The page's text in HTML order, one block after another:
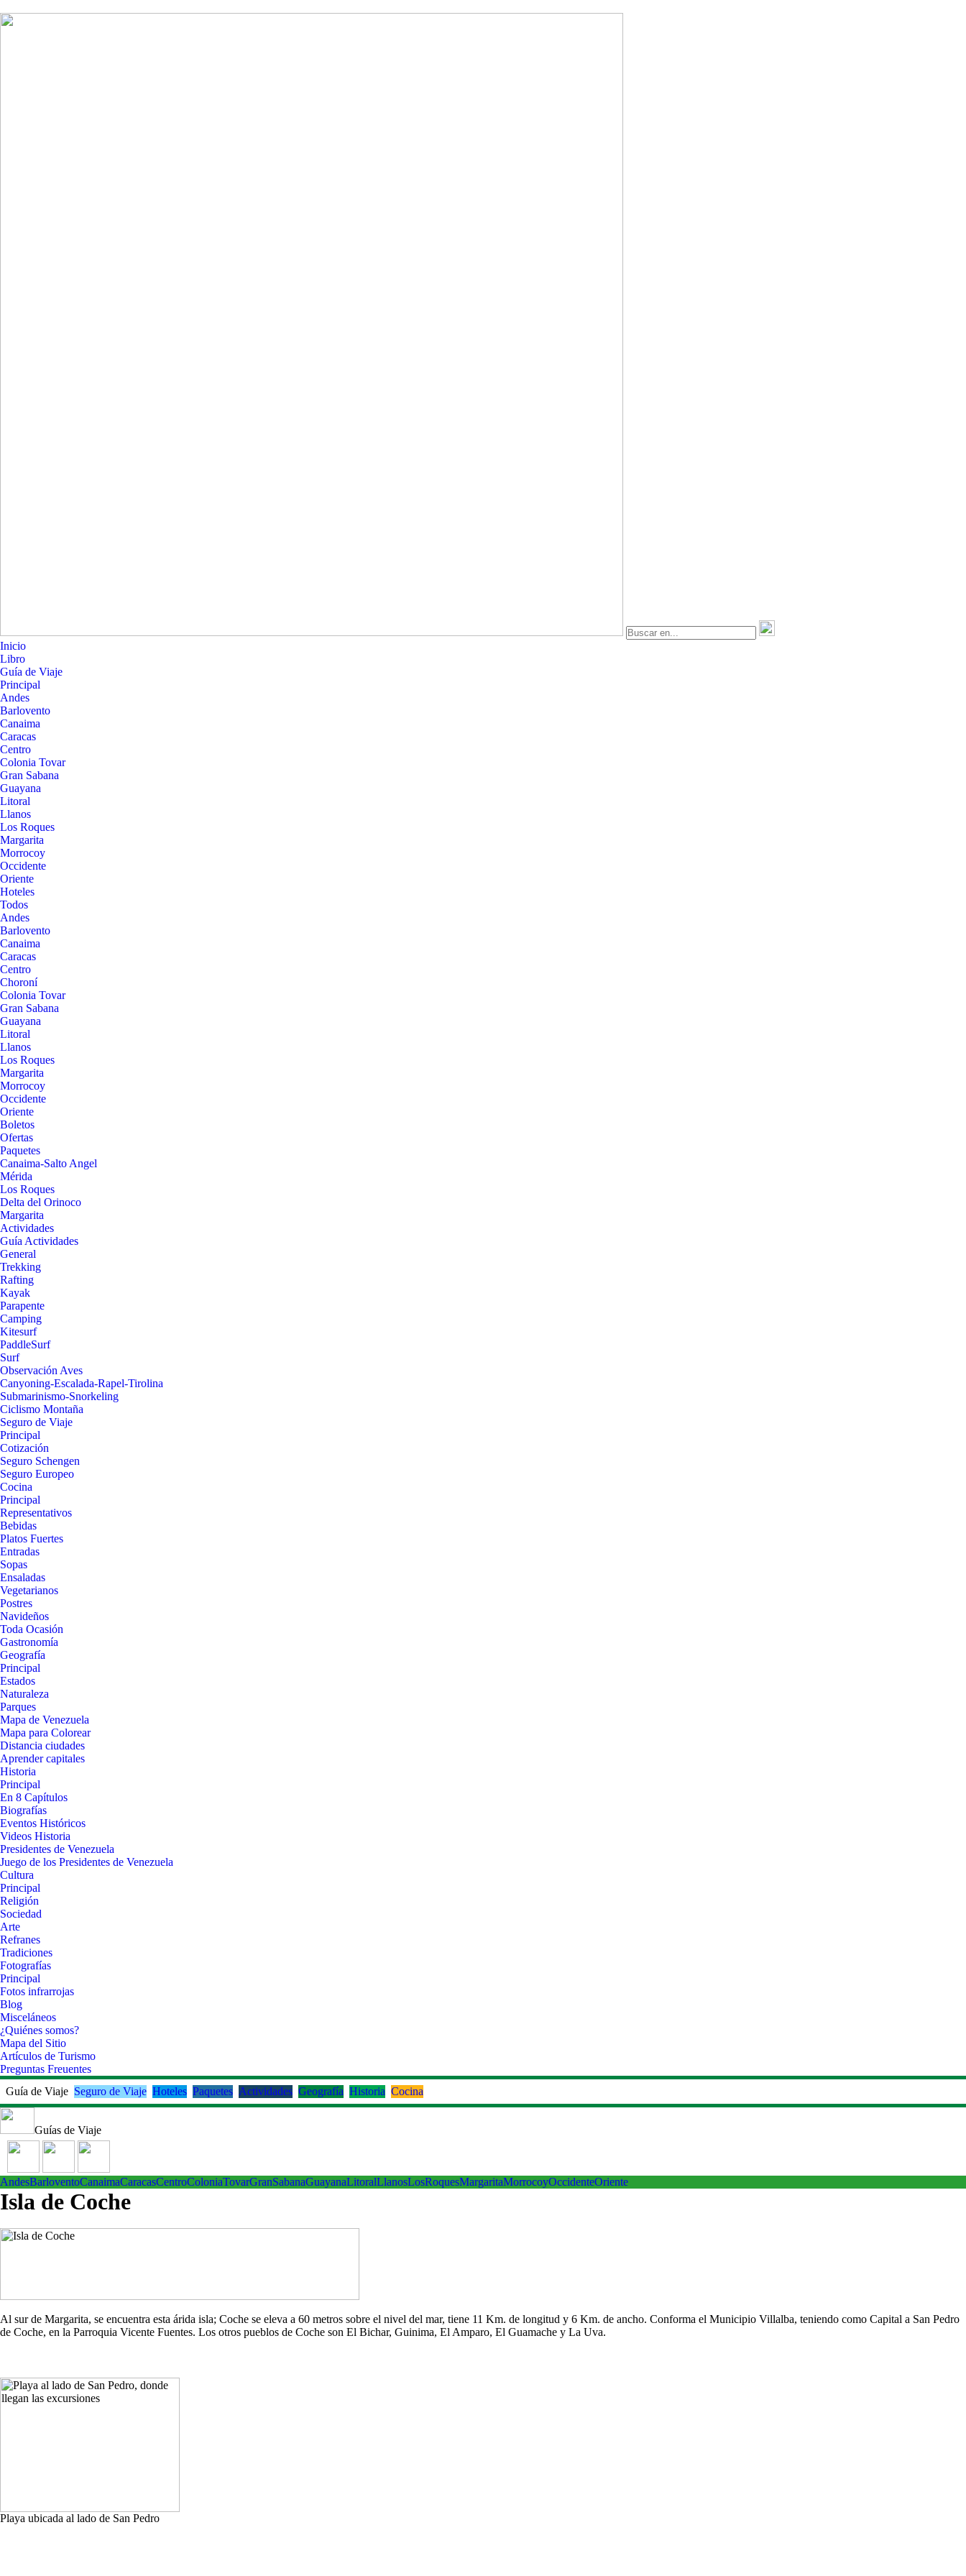
Inicio
Libro
Guía de Viaje
Principal
Andes
Barlovento
Canaima
Caracas
Centro
Colonia Tovar
Gran Sabana
Guayana
Litoral
Llanos
Los Roques
Margarita
Morrocoy
Occidente
Oriente
Hoteles
Todos
Andes
Barlovento
Canaima
Caracas
Centro
Choroní
Colonia Tovar
Gran Sabana
Guayana
Litoral
Llanos
Los Roques
Margarita
Morrocoy
Occidente
Oriente
Boletos
Ofertas
Paquetes
Canaima-Salto Angel
Mérida
Los Roques
Delta del Orinoco
Margarita
Actividades
Guía Actividades
General
Trekking
Rafting
Kayak
Parapente
Camping
Kitesurf
PaddleSurf
Surf
Observación Aves
Canyoning-Escalada-Rapel-Tirolina
Submarinismo-Snorkeling
Ciclismo Montaña
Seguro de Viaje
Principal
Cotización
Seguro Schengen
Seguro Europeo
Cocina
Principal
Representativos
Bebidas
Platos Fuertes
Entradas
Sopas
Ensaladas
Vegetarianos
Postres
Navideños
Toda Ocasión
Gastronomía
Geografía
Principal
Estados
Naturaleza
Parques
Mapa de Venezuela
Mapa para Colorear
Distancia ciudades
Aprender capitales
Historia
Principal
En 8 Capítulos
Biografías
Eventos Históricos
Videos Historia
Presidentes de Venezuela
Juego de los Presidentes de Venezuela
Cultura
Principal
Religión
Sociedad
Arte
Refranes
Tradiciones
Fotografías
Principal
Fotos infrarrojas
Blog
Misceláneos
¿Quiénes somos?
Mapa del Sitio
Artículos de Turismo
Preguntas Freuentes
Guía de Viaje Seguro de Viaje Hoteles Paquetes Actividades Geografía Historia Cocina
Guías de Viaje
AndesBarloventoCanaimaCaracasCentroColoniaTovarGranSabanaGuayanaLitoralLlanosLosRoquesMargaritaMorrocoyOccidenteOriente
Isla de Coche
Al sur de Margarita, se encuentra esta árida isla; Coche se eleva a 60 metros sobre el nivel del mar, tiene 11 Km. de longitud y 6 Km. de ancho. Conforma el Municipio Villalba, teniendo como Capital a San Pedro
de Coche, en la Parroquia Vicente Fuentes. Los otros pueblos de Coche son El Bichar, Guinima, El Amparo, El Guamache y La Uva.
Playa ubicada al lado de San Pedro